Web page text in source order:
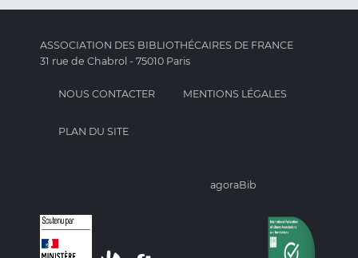
ASSOCIATION DES BIBLIOTHÉCAIRES DE FRANCE
31 rue de Chabrol - 75010 Paris
NOUS CONTACTER MENTIONS LÉGALES
PLAN DU SITE
agoraBib